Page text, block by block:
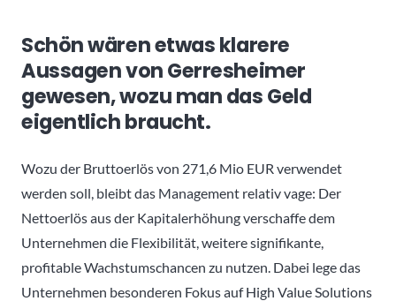
Schön wären etwas klarere
Aussagen von Gerresheimer
gewesen, wozu man das Geld
eigentlich braucht.
Wozu der Bruttoerlös von 271,6 Mio EUR verwendet
werden soll, bleibt das Management relativ vage: Der
Nettoerlös aus der Kapitalerhöhung verschaffe dem
Unternehmen die Flexibilität, weitere signifikante,
profitable Wachstumschancen zu nutzen. Dabei lege das
Unternehmen besonderen Fokus auf High Value Solutions